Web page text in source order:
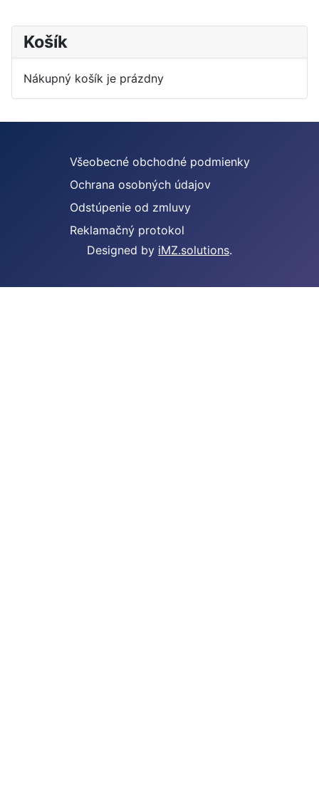
Košík
Nákupný košík je prázdny
Všeobecné obchodné podmienky
Ochrana osobných údajov
Odstúpenie od zmluvy
Reklamačný protokol
Designed by iMZ.solutions.